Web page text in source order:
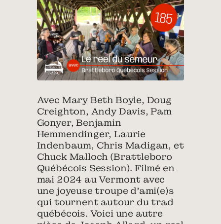
Avec Mary Beth Boyle, Doug
Creighton, Andy Davis, Pam
Gonyer, Benjamin
Hemmendinger, Laurie
Indenbaum, Chris Madigan, et
Chuck Malloch (Brattleboro
Québécois Session). Filmé en
mai 2024 au Vermont avec
une joyeuse troupe d’ami(e)s
qui tournent autour du trad
québécois. Voici une autre